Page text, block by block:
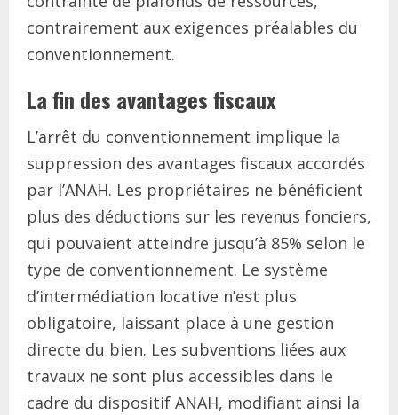
contrairement aux exigences préalables du
conventionnement.
La fin des avantages fiscaux
L’arrêt du conventionnement implique la
suppression des avantages fiscaux accordés
par l’ANAH. Les propriétaires ne bénéficient
plus des déductions sur les revenus fonciers,
qui pouvaient atteindre jusqu’à 85% selon le
type de conventionnement. Le système
d’intermédiation locative n’est plus
obligatoire, laissant place à une gestion
directe du bien. Les subventions liées aux
travaux ne sont plus accessibles dans le
cadre du dispositif ANAH, modifiant ainsi la